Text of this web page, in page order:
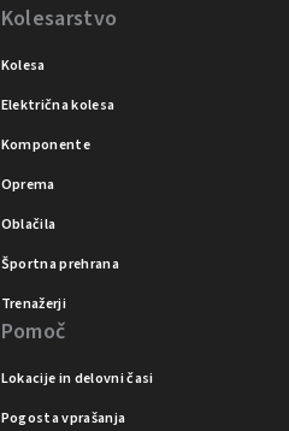
Kolesarstvo
Kolesa
Električna kolesa
Komponente
Oprema
Oblačila
Športna prehrana
Trenažerji
Pomoč
Lokacije in delovni časi
Pogosta vprašanja